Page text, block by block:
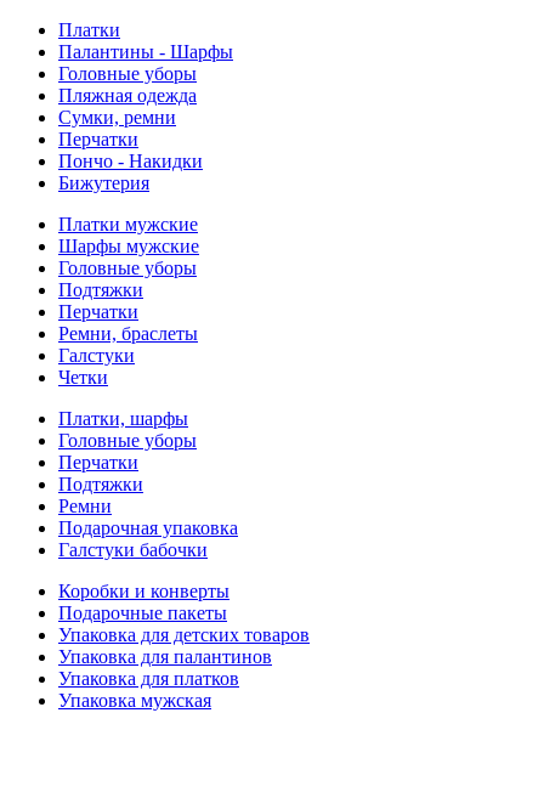
Платки
Палантины - Шарфы
Головные уборы
Пляжная одежда
Сумки, ремни
Перчатки
Пончо - Накидки
Бижутерия
Платки мужские
Шарфы мужские
Головные уборы
Подтяжки
Перчатки
Ремни, браслеты
Галстуки
Четки
Платки, шарфы
Головные уборы
Перчатки
Подтяжки
Ремни
Подарочная упаковка
Галстуки бабочки
Коробки и конверты
Подарочные пакеты
Упаковка для детских товаров
Упаковка для палантинов
Упаковка для платков
Упаковка мужская